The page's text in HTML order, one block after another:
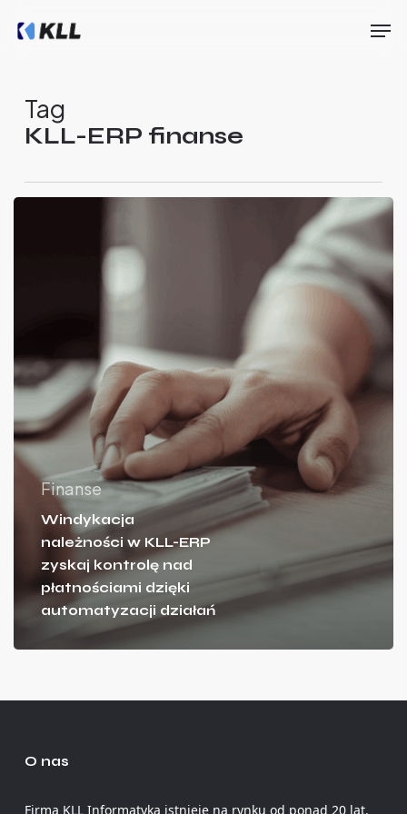
Tag
KLL-ERP finanse
Finanse
Windykacja
należności w KLL-ERP
zyskaj kontrolę nad
płatnościami dzięki
automatyzacji działań
O nas
Firma KLL Informatyka istnieje na rynku od ponad 20 lat.